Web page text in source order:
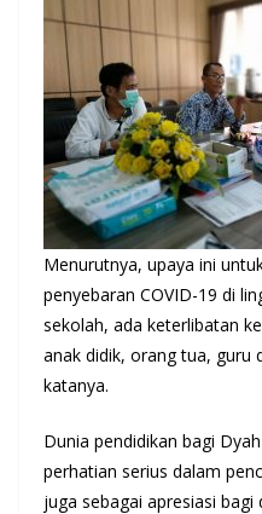
Menurutnya, upaya ini
penyebaran COVID-19 di
sekolah, ada keterlibatan
anak didik, orang tua, guru
katanya.
Dunia pendidikan bagi
perhatian serius dalam
juga sebagai apresiasi bagi